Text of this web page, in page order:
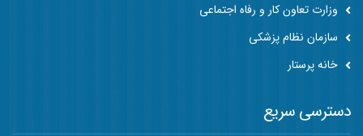
وزارت تعاون کار و رفاه اجتماعی
سازمان نظام پزشکی
خانه پرستار
دسترسی سریع